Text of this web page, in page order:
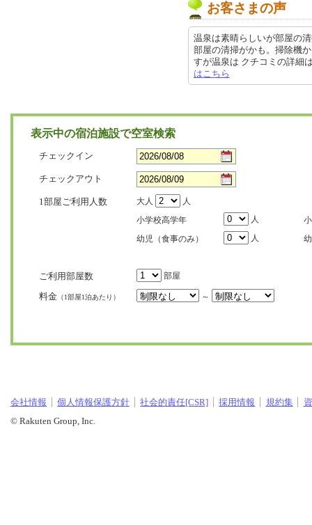
お客さまの声
温泉は素晴らしいが部屋の
部屋の清掃がかも。掃除機
すが温泉は クチコミの詳
はこちら
表示中の宿泊施設で空室検索
チェックイン
チェックアウト
1部屋ご利用人数 大人
人
小学校高学年
人
幼児（食事のみ）
人
ご利用部屋数 部屋
料金 （1部屋1泊あたり） ～
会社情報 個人情報保護方針 社会的責任[CSR] 採用情報 規約集
© Rakuten Group, Inc.